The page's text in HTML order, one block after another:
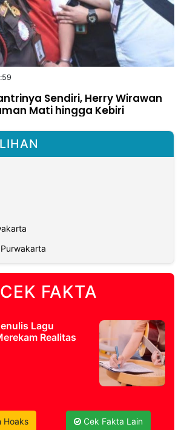
Sendiri, Herry Wirawan
Mati hingga Kebiri
CEK FAKTA
Lagu
Realitas
Hoaks Cek Fakta Lain